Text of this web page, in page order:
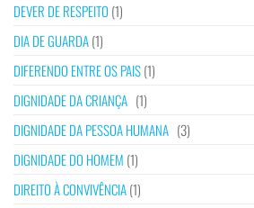
DEVER DE RESPEITO (1)
DIA DE GUARDA(1)
DIFERENDO ENTRE OS PAIS(1)
DIGNIDADE DA CRIANÇA (1)
DIGNIDADE DA PESSOA HUMANA (3)
DIGNIDADE DO HOMEM (1)
DIREITO À CONVIVÊNCIA(1)